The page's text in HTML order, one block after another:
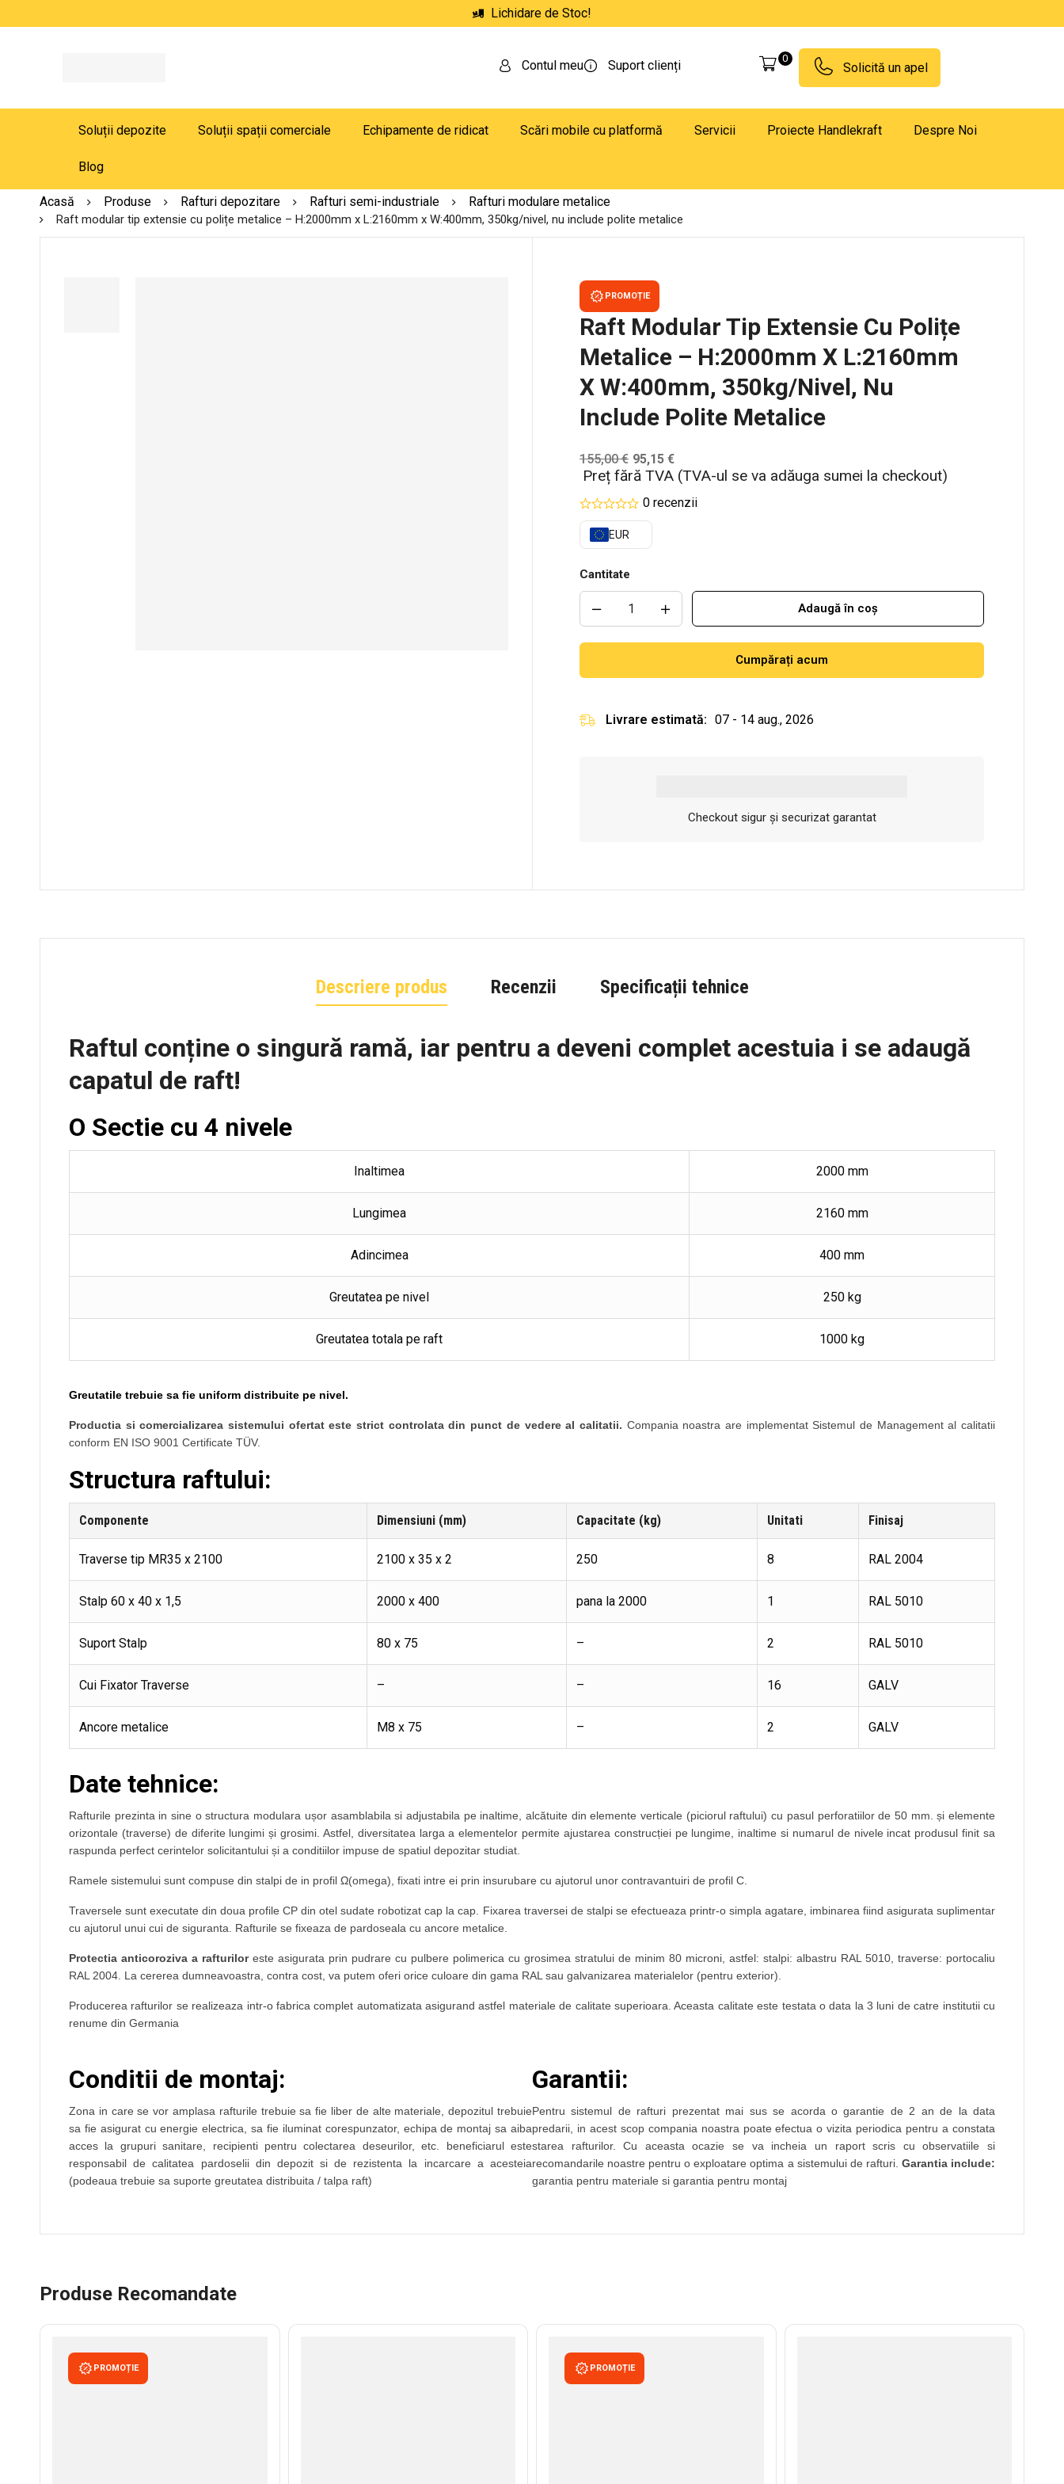
Lichidare de Stoc!
Contul meu Suport clienți 0
Solicită un apel
Soluții depozite Soluții spații comerciale Echipamente de ridicat Scări mobile cu platformă Servicii Proiecte Handlekraft Despre Noi
Blog
Acasă Produse Rafturi depozitare Rafturi semi-industriale Rafturi modulare metalice
Raft modular tip extensie cu polițe metalice – H:2000mm x L:2160mm x W:400mm, 350kg/nivel, nu include polite metalice
PROMOȚIE
Raft Modular Tip Extensie Cu Polițe
Metalice – H:2000mm X L:2160mm
X W:400mm, 350kg/nivel, Nu
Include Polite Metalice
155,00€ 95,15 €
Preț fără TVA (TVA-ul se va adăuga sumei la checkout)
0 recenzii
EUR
Cantitate
Adaugă în coș
Cumpărați acum
Livrare estimată: 07 - 14 aug., 2026
Checkout sigur și securizat garantat
Descriere produs Recenzii Specificații tehnice
Raftul conține o singură ramă, iar pentru a deveni complet acestuia i se adaugă
capatul de raft!
O Sectie cu 4 nivele
Inaltimea 2000 mm
Lungimea 2160 mm
Adincimea 400 mm
Greutatea pe nivel 250 kg
Greutatea totala pe raft 1000 kg
Greutatile trebuie sa fie uniform distribuite pe nivel.
Productia si comercializarea sistemului ofertat este strict controlata din punct de vedere al calitatii. Compania noastra are implementat Sistemul de Management al calitatii
conform EN ISO 9001 Certificate TÜV.
Structura raftului:
Componente Dimensiuni (mm) Capacitate (kg) Unitati Finisaj
Traverse tip MR35 x 2100 2100 x 35 x 2 250 8 RAL 2004
Stalp 60 x 40 x 1,5 2000 x 400 pana la 2000 1 RAL 5010
Suport Stalp 80 x 75 – 2 RAL 5010
Cui Fixator Traverse – – 16 GALV
Ancore metalice M8 x 75 – 2 GALV
Date tehnice:
Rafturile prezinta in sine o structura modulara ușor asamblabila si adjustabila pe inaltime, alcătuite din elemente verticale (piciorul raftului) cu pasul perforatiilor de 50 mm. și elemente
orizontale (traverse) de diferite lungimi și grosimi. Astfel, diversitatea larga a elementelor permite ajustarea construcției pe lungime, inaltime si numarul de nivele incat produsul finit sa
raspunda perfect cerintelor solicitantului și a conditiilor impuse de spatiul depozitar studiat.
Ramele sistemului sunt compuse din stalpi de in profil Ω(omega), fixati intre ei prin insurubare cu ajutorul unor contravantuiri de profil C.
Traversele sunt executate din doua profile CP din otel sudate robotizat cap la cap. Fixarea traversei de stalpi se efectueaza printr-o simpla agatare, imbinarea fiind asigurata suplimentar
cu ajutorul unui cui de siguranta. Rafturile se fixeaza de pardoseala cu ancore metalice.
Protectia anticoroziva a rafturiloreste asigurata prin pudrare cu pulbere polimerica cu grosimea stratului de minim 80 microni, astfel: stalpi: albastru RAL 5010, traverse: portocaliu
RAL 2004. La cererea dumneavoastra, contra cost, va putem oferi orice culoare din gama RAL sau galvanizarea materialelor (pentru exterior).
Producerea rafturilor se realizeaza intr-o fabrica complet automatizata asigurand astfel materiale de calitate superioara. Aceasta calitate este testata o data la 3 luni de catre institutii cu
renume din Germania
Conditii de montaj:
Zona in care se vor amplasa rafturile trebuie sa fie liber de alte materiale, depozitul trebuie
sa fie asigurat cu energie electrica, sa fie iluminat corespunzator, echipa de montaj sa aiba
acces la grupuri sanitare, recipienti pentru colectarea deseurilor, etc. beneficiarul este
responsabil de calitatea pardoselii din depozit si de rezistenta la incarcare a acesteia
(podeaua trebuie sa suporte greutatea distribuita / talpa raft)
Garantii:
Pentru sistemul de rafturi prezentat mai sus se acorda o garantie de 2 an de la data
predarii, in acest scop compania noastra poate efectua o vizita periodica pentru a constata
starea rafturilor. Cu aceasta ocazie se va incheia un raport scris cu observatiile si
recomandarile noastre pentru o exploatare optima a sistemului de rafturi. Garantia include:
garantia pentru materiale si garantia pentru montaj
Produse Recomandate
PROMOȚIE PROMOȚIE